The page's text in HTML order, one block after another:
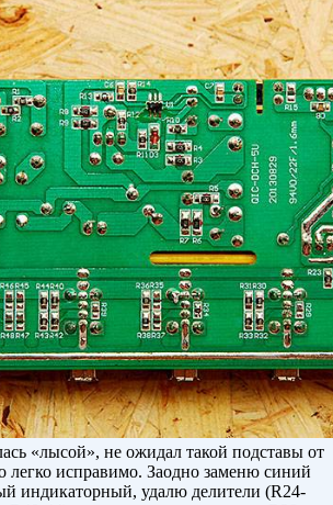
«лысой», не ожидал такой подставы от
исправимо. Заодно заменю синий
индикаторный, удалю делители (R24-